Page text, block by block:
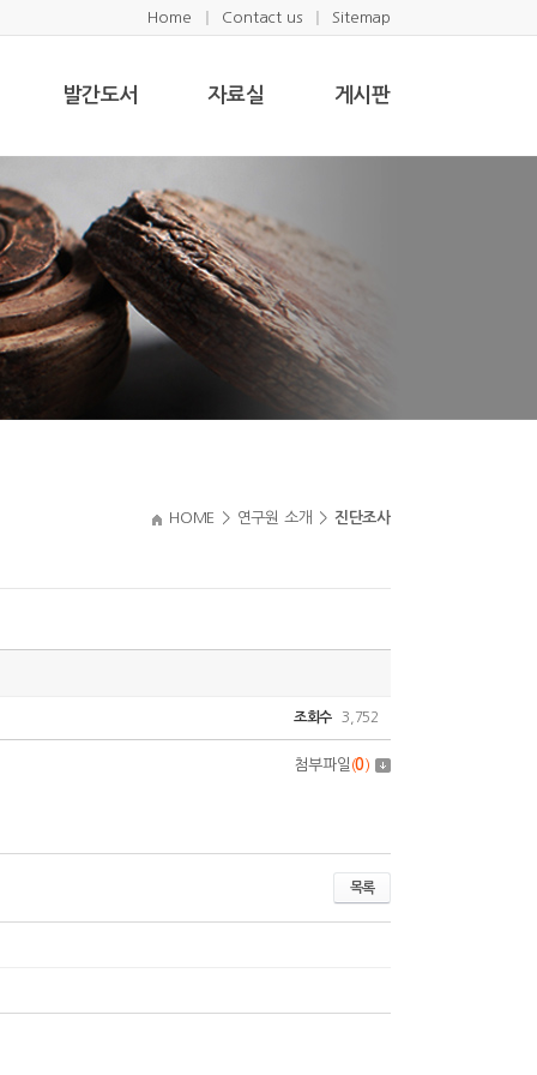
Home Contact us Sitemap
발간도서 자료실 게시판
HOME > 연구원 소개 > 진단조사
조회수 3,752
첨부파일 (0)
목록